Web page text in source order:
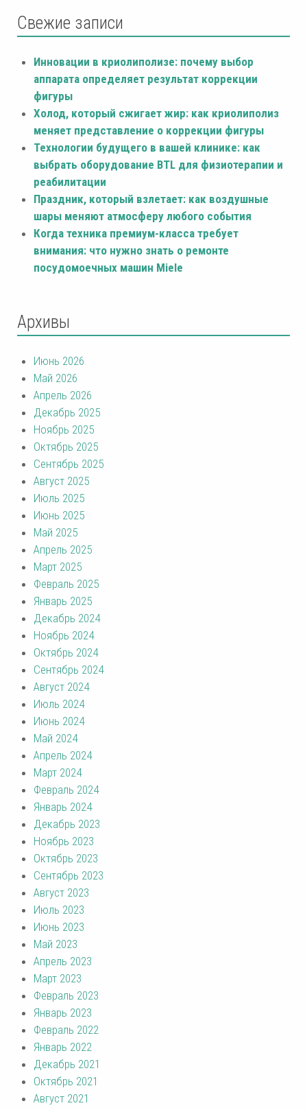
Свежие записи
Инновации в криолиполизе: почему выбор
аппарата определяет результат коррекции
фигуры
Холод, который сжигает жир: как криолиполиз
меняет представление о коррекции фигуры
Технологии будущего в вашей клинике: как
выбрать оборудование BTL для физиотерапии и
реабилитации
Праздник, который взлетает: как воздушные
шары меняют атмосферу любого события
Когда техника премиум-класса требует
внимания: что нужно знать о ремонте
посудомоечных машин Miele
Архивы
Июнь 2026
Май 2026
Апрель 2026
Декабрь 2025
Ноябрь 2025
Октябрь 2025
Сентябрь 2025
Август 2025
Июль 2025
Июнь 2025
Май 2025
Апрель 2025
Март 2025
Февраль 2025
Январь 2025
Декабрь 2024
Ноябрь 2024
Октябрь 2024
Сентябрь 2024
Август 2024
Июль 2024
Июнь 2024
Май 2024
Апрель 2024
Март 2024
Февраль 2024
Январь 2024
Декабрь 2023
Ноябрь 2023
Октябрь 2023
Сентябрь 2023
Август 2023
Июль 2023
Июнь 2023
Май 2023
Апрель 2023
Март 2023
Февраль 2023
Январь 2023
Февраль 2022
Январь 2022
Декабрь 2021
Октябрь 2021
Август 2021